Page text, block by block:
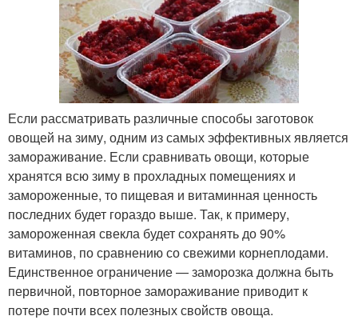
Если рассматривать различные способы заготовок
овощей на зиму, одним из самых эффективных является
замораживание. Если сравнивать овощи, которые
хранятся всю зиму в прохладных помещениях и
замороженные, то пищевая и витаминная ценность
последних будет гораздо выше. Так, к примеру,
замороженная свекла будет сохранять до 90%
витаминов, по сравнению со свежими корнеплодами.
Единственное ограничение — заморозка должна быть
первичной, повторное замораживание приводит к
потере почти всех полезных свойств овоща.